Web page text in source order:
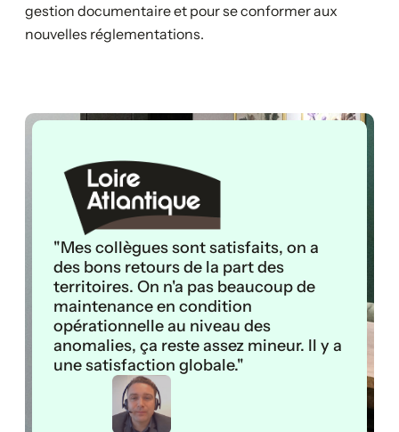
gestion documentaire et pour se conformer aux
nouvelles réglementations.
"Mes collègues sont satisfaits, on a
des bons retours de la part des
territoires. On n'a pas beaucoup de
maintenance en condition
opérationnelle au niveau des
anomalies, ça reste assez mineur. Il y a
une satisfaction globale."